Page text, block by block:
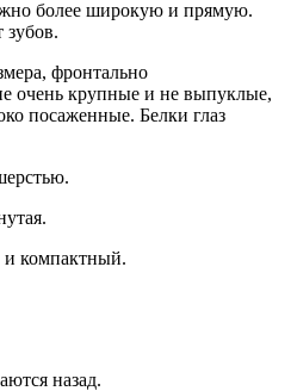
более широкую и прямую.
фронтально
очень крупные и не выпуклые,
посаженные. Белки глаз
компактный.
назад.